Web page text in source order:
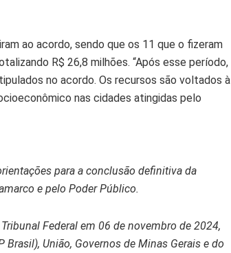
ao acordo, sendo que os 11 que o fizeram
R$ 26,8 milhões. “Após esse período,
no acordo. Os recursos são voltados à
nas cidades atingidas pelo
para a conclusão definitiva da
e pelo Poder Público.
Federal em 06 de novembro de 2024,
União, Governos de Minas Gerais e do